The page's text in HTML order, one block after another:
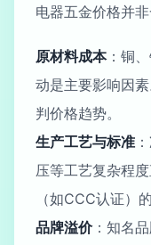
电器五金价格并
原材料成本：铜
动是主要影响因
判价格趋势。
生产工艺与标准
压等工艺复杂程
（如CCC认证）
品牌溢价：知名